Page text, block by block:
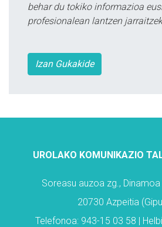
behar du tokiko informazioa
profesionalean lantzen
Izan Gukakide
UROLAKO KOMUNIKAZIO
Soreasu auzoa zg.,
20730 Azpeitia
Telefonoa: 943-15 03 58 |